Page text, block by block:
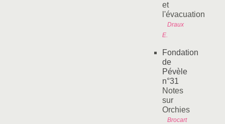
et
l'évacuation
Draux
E.
Fondation
de
Pévèle
n°31
Notes
sur
Orchies
Brocart